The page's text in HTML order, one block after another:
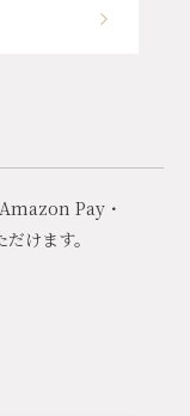
Pay・
けます。